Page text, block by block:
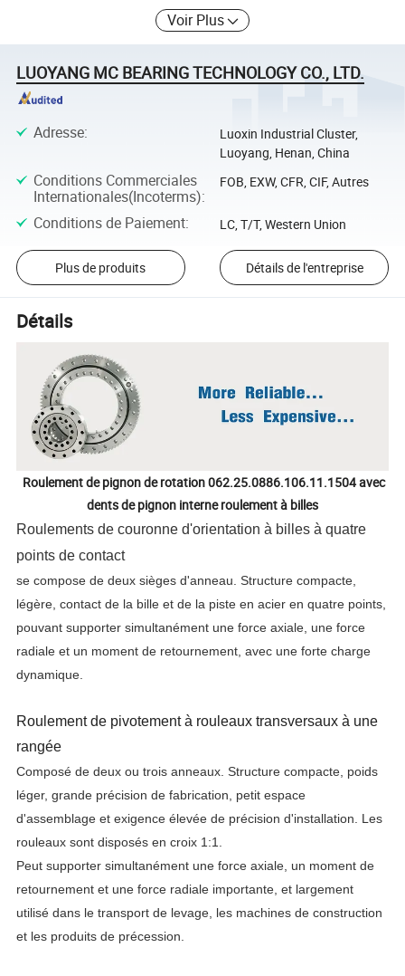
Voir Plus
LUOYANG MC BEARING TECHNOLOGY CO., LTD.
Adresse:
Luoxin Industrial Cluster,
Luoyang, Henan, China
Conditions Commerciales
Internationales(Incoterms):
FOB, EXW, CFR, CIF, Autres
Conditions de Paiement: LC, T/T, Western Union
Plus de produits Détails de l'entreprise
Détails
Roulement de pignon de rotation 062.25.0886.106.11.1504 avec
dents de pignon interne roulement à billes
Roulements de couronne d'orientation à billes à quatre
points de contact
se compose de deux sièges d'anneau. Structure compacte,
légère, contact de la bille et de la piste en acier en quatre points,
pouvant supporter simultanément une force axiale, une force
radiale et un moment de retournement, avec une forte charge
dynamique.
Roulement de pivotement à rouleaux transversaux à une
rangée
Composé de deux ou trois anneaux. Structure compacte, poids
léger, grande précision de fabrication, petit espace
d'assemblage et exigence élevée de précision d'installation. Les
rouleaux sont disposés en croix 1:1.
Peut supporter simultanément une force axiale, un moment de
retournement et une force radiale importante, et largement
utilisé dans le transport de levage, les machines de construction
et les produits de précession.